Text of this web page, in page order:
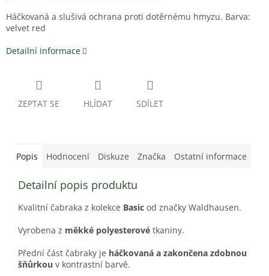
Háčkovaná a slušivá ochrana proti dotěrnému hmyzu. Barva:
velvet red
Detailní informace
ZEPTAT SE HLÍDAT SDÍLET
Popis Hodnocení Diskuze Značka Ostatní informace
Detailní popis produktu
Kvalitní čabraka z kolekce Basic od značky Waldhausen.
Vyrobena z měkké polyesterové tkaniny.
Přední část čabraky je háčkovaná a zakončena zdobnou
šňůrkou v kontrastní barvě.